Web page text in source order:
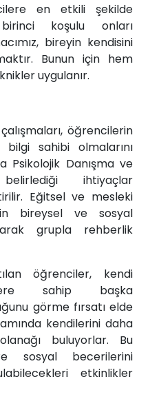
en etkili şekilde
koşulu onları
bireyin kendisini
Bunun için hem
uygulanır.
öğrencilerin
sahibi olmalarını
Psikolojik Danışma ve
ihtiyaçlar
Eğitsel ve mesleki
bireysel ve sosyal
grupla rehberlik
öğrenciler, kendi
sahip başka
görme fırsatı elde
kendilerini daha
buluyorlar. Bu
sosyal becerilerini
etkinlikler